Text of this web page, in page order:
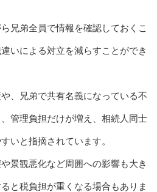
兄弟全員で情報を確認しておくこ
いによる対立を減らすことができ
、兄弟で共有名義になっている不
管理負担だけが増え、相続人同士
いと指摘されています。
景観悪化など周囲への影響も大き
と税負担が重くなる場合もありま